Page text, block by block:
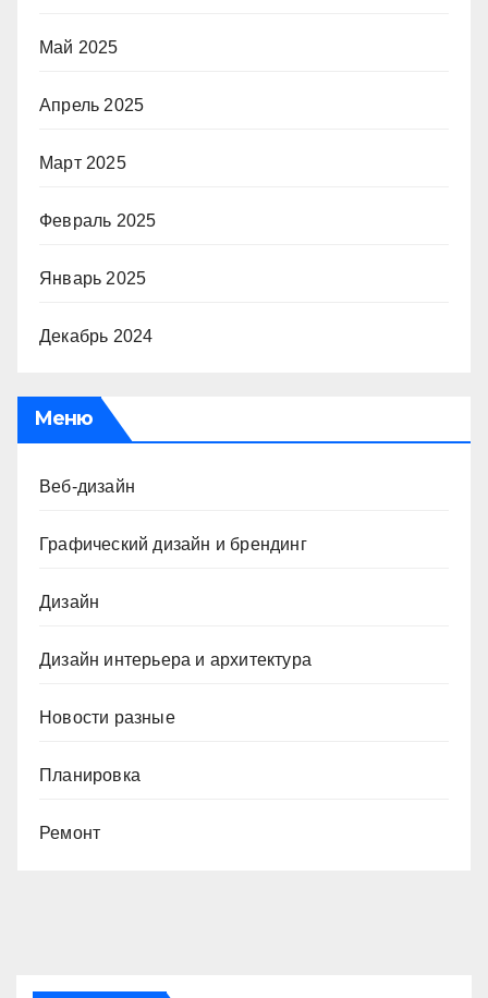
Май 2025
Апрель 2025
Март 2025
Февраль 2025
Январь 2025
Декабрь 2024
Меню
Веб-дизайн
Графический дизайн и брендинг
Дизайн
Дизайн интерьера и архитектура
Новости разные
Планировка
Ремонт